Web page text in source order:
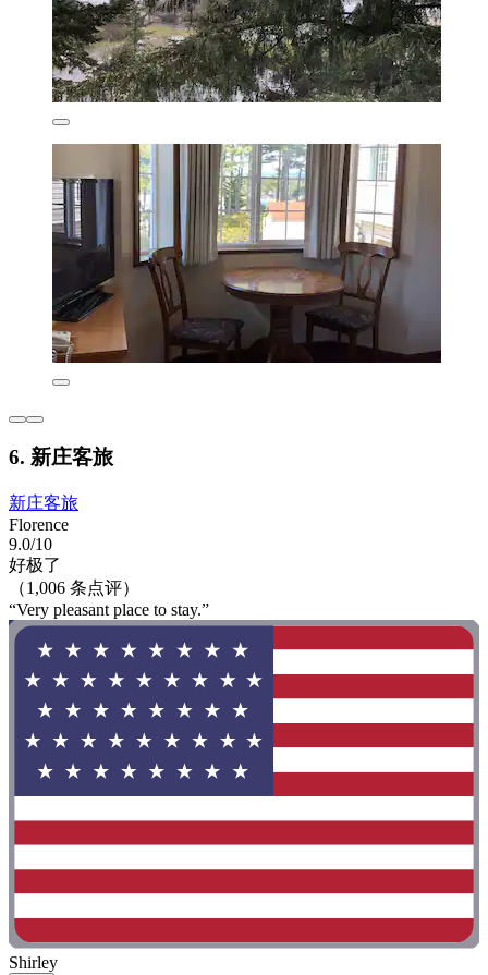
6. 新庄客旅
新庄客旅
Florence
9.0/10
好极了
（1,006 条点评）
“Very pleasant place to stay.”
Shirley